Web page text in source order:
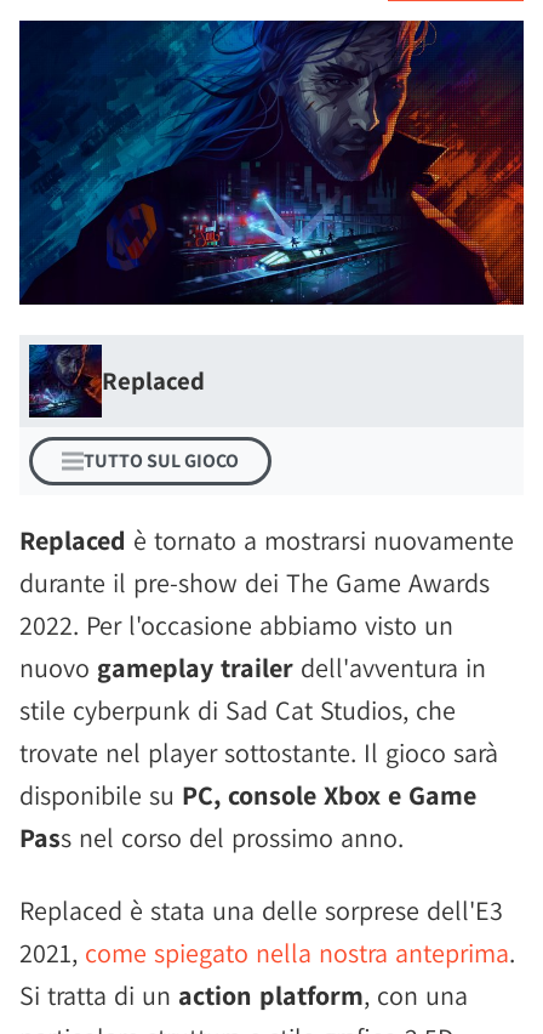
Replaced
TUTTO SUL GIOCO
Replaced è tornato a mostrarsi nuovamente
durante il pre-show dei The Game Awards
2022. Per l'occasione abbiamo visto un
nuovo gameplay trailer dell'avventura in
stile cyberpunk di Sad Cat Studios, che
trovate nel player sottostante. Il gioco sarà
disponibile su PC, console Xbox e Game
Pass nel corso del prossimo anno.
Replaced è stata una delle sorprese dell'E3
2021, come spiegato nella nostra anteprima.
Si tratta di un action platform, con una